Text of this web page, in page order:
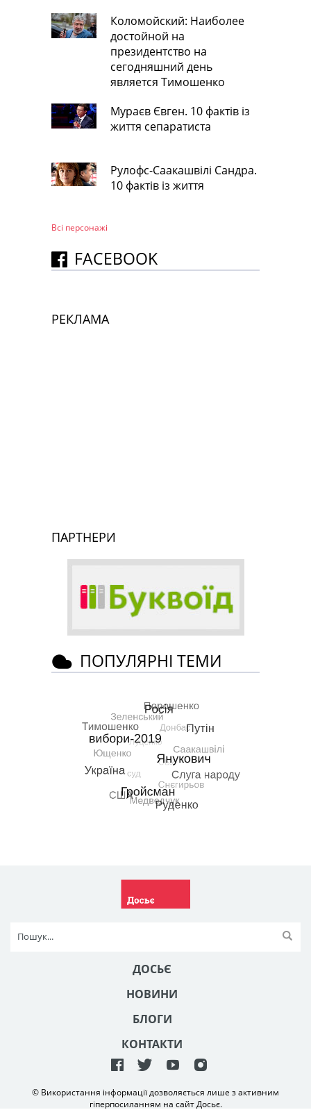
Коломойский: Наиболее
достойной на
президентство на
сегодняшний день
является Тимошенко
Мураєв Євген. 10 фактів із
життя сепаратиста
Рулофс-Саакашвілі Сандра.
10 фактів із життя
Всі персонажi
FACEBOOK
РЕКЛАМА
ПАРТНЕРИ
ПОПУЛЯРНІ ТЕМИ
ДОСЬЄ
НОВИНИ
БЛОГИ
КОНТАКТИ
© Використання інформації дозволяється лише з активним
гіперпосиланням на сайт Досьє.